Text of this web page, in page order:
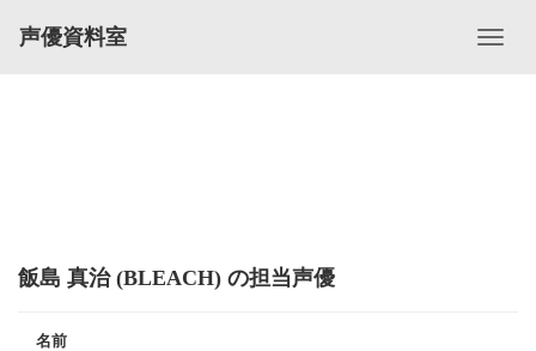
声優資料室
飯島 真治 (BLEACH) の担当声優
名前